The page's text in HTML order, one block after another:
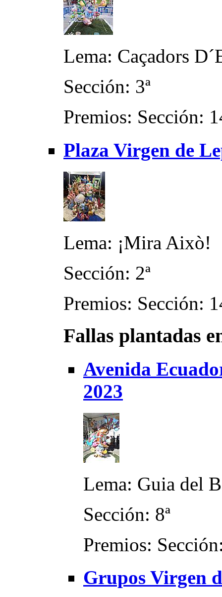
Lema: Caçadors
Sección: 3ª
Premios: Sección:
Plaza Virgen de
Lema: ¡Mira Això!
Sección: 2ª
Premios: Sección:
Fallas plantadas
Avenida
2023
Lema: Guia del
Sección: 8ª
Premios:
Grupos Virgen